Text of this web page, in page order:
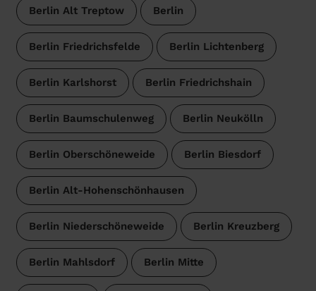
Berlin Alt Treptow Berlin
Berlin Friedrichsfelde Berlin Lichtenberg
Berlin Karlshorst Berlin Friedrichshain
Berlin Baumschulenweg Berlin Neukölln
Berlin Oberschöneweide Berlin Biesdorf
Berlin Alt-Hohenschönhausen
Berlin Niederschöneweide Berlin Kreuzberg
Berlin Mahlsdorf Berlin Mitte